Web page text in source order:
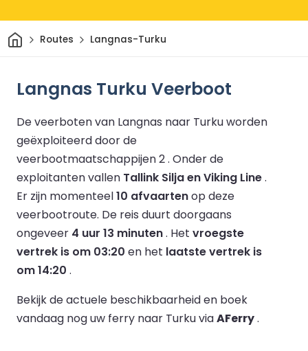
ThuisRoutes Langnas-Turku
Langnas Turku Veerboot
De veerboten van Langnas naar Turku worden
geëxploiteerd door de
veerbootmaatschappijen 2 . Onder de
exploitanten vallen Tallink Silja en Viking Line.
Er zijn momenteel10 afvaartenop deze
veerbootroute. De reis duurt doorgaans
ongeveer 4 uur 13 minuten. Het vroegste
vertrek is om 03:20 en het laatste vertrek is
om 14:20 .
Bekijk de actuele beschikbaarheid en boek
vandaag nog uw ferry naar Turku viaAFerry.